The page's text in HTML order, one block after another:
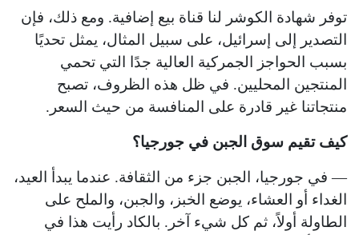
توفر شهادة الكوشر لنا قناة بيع إضافية. ومع ذلك، فإن
التصدير إلى إسرائيل، على سبيل المثال، يمثل تحديًا
بسبب الحواجز الجمركية العالية جدًا التي تحمي
المنتجين المحليين. في ظل هذه الظروف، تصبح
منتجاتنا غير قادرة على المنافسة من حيث السعر.
كيف تقيم سوق الجبن في جورجيا؟
— في جورجيا، الجبن جزء من الثقافة. عندما يبدأ العيد،
الغداء أو العشاء، يوضع الخبز، والجبن، والملح على
الطاولة أولاً، ثم كل شيء آخر. بالكاد رأيت هذا في